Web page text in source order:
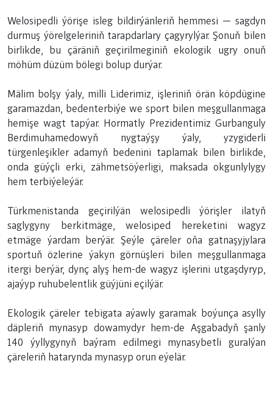
Welosipedli ýörişe isleg bildirýänleriň hemmesi — sagdyn
durmuş ýörelgeleriniň tarapdarlary çagyrylýar. Şonuň bilen
birlikde, bu çäräniň geçirilmeginiň ekologik ugry onuň
möhüm düzüm bölegi bolup durýar.
Mälim bolşy ýaly, milli Liderimiz, işleriniň örän köpdügine
garamazdan, bedenterbiýe we sport bilen meşgullanmaga
hemişe wagt tapýar. Hormatly Prezidentimiz Gurbanguly
Berdimuhamedowyň nygtaýşy ýaly, yzygiderli
türgenleşikler adamyň bedenini taplamak bilen birlikde,
onda güýçli erki, zähmetsöýerligi, maksada okgunlylygy
hem terbiýeleýär.
Türkmenistanda geçirilýän welosipedli ýörişler ilatyň
saglygyny berkitmäge, welosiped hereketini wagyz
etmäge ýardam berýär. Şeýle çäreler oňa gatnaşyjylara
sportuň özlerine ýakyn görnüşleri bilen meşgullanmaga
itergi berýär, dynç alyş hem-de wagyz işlerini utgaşdyryp,
ajaýyp ruhubelentlik güýjüni eçilýär.
Ekologik çäreler tebigata aýawly garamak boýunça asylly
däpleriň mynasyp dowamydyr hem-de Aşgabadyň şanly
140 ýyllygynyň baýram edilmegi mynasybetli guralýan
çäreleriň hatarynda mynasyp orun eýelär.